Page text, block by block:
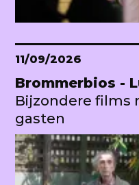
11/09/2026
Brommerbios -
Bijzondere films
gasten